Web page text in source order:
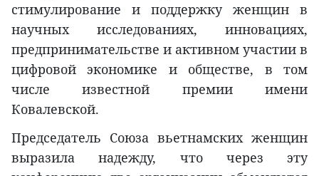
стимулирование и поддержку женщин в
научных исследованиях, инновациях,
предпринимательстве и активном участии в
цифровой экономике и обществе, в том
числе известной премии имени
Ковалевской.
Председатель Союза вьетнамских женщин
выразила надежду, что через эту